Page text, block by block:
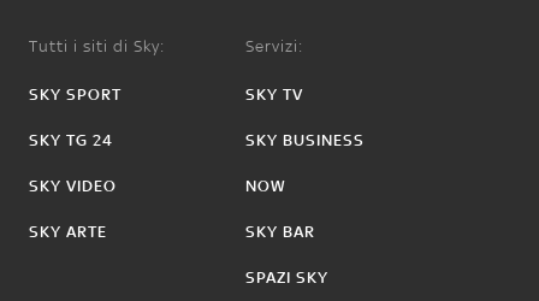
Tutti i siti di Sky:
SKY SPORT
SKY TG 24
SKY VIDEO
SKY ARTE
Servizi:
SKY TV
SKY BUSINESS
NOW
SKY BAR
SPAZI SKY